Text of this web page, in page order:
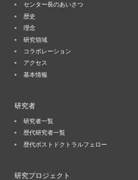
センター長のあいさつ
歴史
理念
研究領域
コラボレーション
アクセス
基本情報
研究者
研究者一覧
歴代研究者一覧
歴代ポストドクトラルフェロー
研究プロジェクト